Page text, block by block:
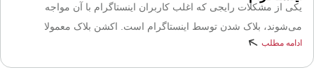
یکی از مشکلات رایجی که اغلب کاربران اینستاگرام با آن مواجه
می‌شوند، بلاک شدن توسط اینستاگرام است. اکشن بلاک معمولا
ادامه مطلب